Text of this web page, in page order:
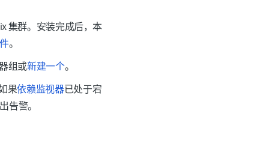
集群。安装完成后，本
。
组或新建一个。
果依赖监视器已处于宕
告警。